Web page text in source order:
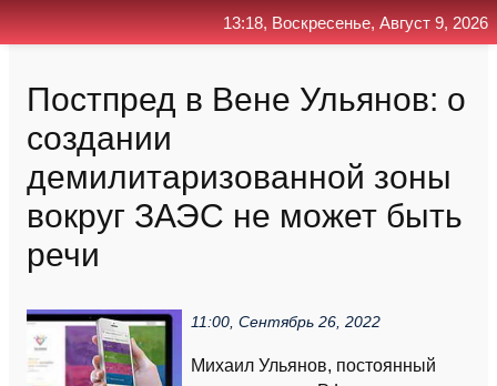
Постпред в Вене Ульянов: о
создании
демилитаризованной зоны
вокруг ЗАЭС не может быть
речи
11:00, Сентябрь 26, 2022
Михаил Ульянов, постоянный
13:18, Воскресенье, Август 9, 2026